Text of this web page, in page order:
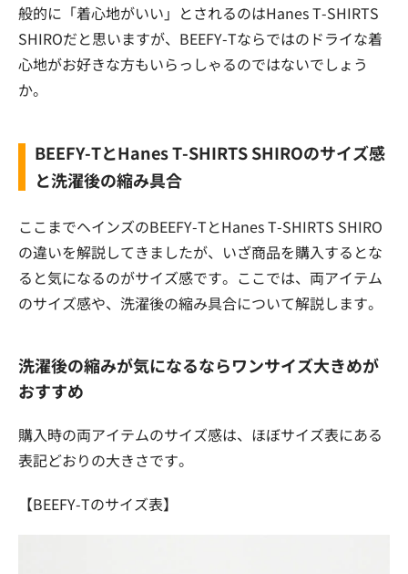
般的に「着心地がいい」とされるのはHanes T-SHIRTS
SHIROだと思いますが、BEEFY-Tならではのドライな着
心地がお好きな方もいらっしゃるのではないでしょう
か。
BEEFY-TとHanes T-SHIRTS SHIROのサイズ感
と洗濯後の縮み具合
ここまでヘインズのBEEFY-TとHanes T-SHIRTS SHIRO
の違いを解説してきましたが、いざ商品を購入するとな
ると気になるのがサイズ感です。ここでは、両アイテム
のサイズ感や、洗濯後の縮み具合について解説します。
洗濯後の縮みが気になるならワンサイズ大きめが
おすすめ
購入時の両アイテムのサイズ感は、ほぼサイズ表にある
表記どおりの大きさです。
【BEEFY-Tのサイズ表】